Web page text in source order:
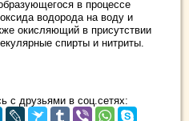
в процессе
водорода на воду и
окисляющий в присутствии
спирты и нитриты.
с друзьями в соц.сетях: